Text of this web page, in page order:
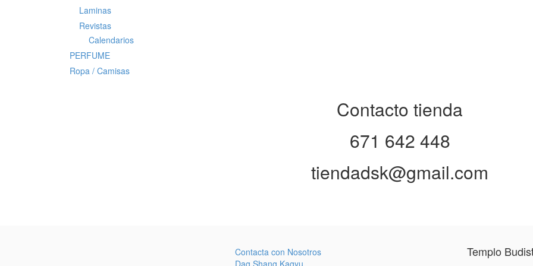
Laminas
Revistas
Calendarios
PERFUME
Ropa / Camisas
Contacto tienda
671 642 448
tiendadsk@gmail.com
Contacta con Nosotros
Dag Shang Kagyu
Templo